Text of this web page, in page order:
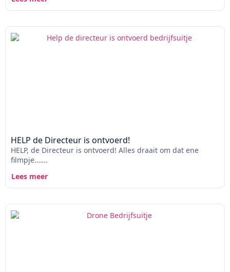
HELP de Directeur is ontvoerd!
HELP, de Directeur is ontvoerd! Alles draait om dat ene
filmpje…….
Lees meer